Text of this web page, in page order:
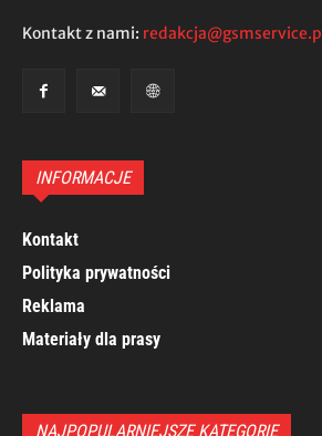
Kontakt z nami: redakcja@gsmservice.pl
INFORMACJE
Kontakt
Polityka prywatności
Reklama
Materiały dla prasy
NAJPOPULARNIEJSZE KATEGORIE